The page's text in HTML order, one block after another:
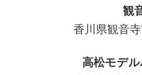
観
香川県観音
高松モデ